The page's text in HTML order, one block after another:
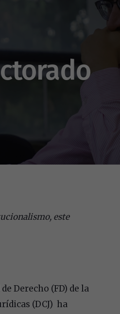
este
Derecho (FD) de la
(DCJ) ha